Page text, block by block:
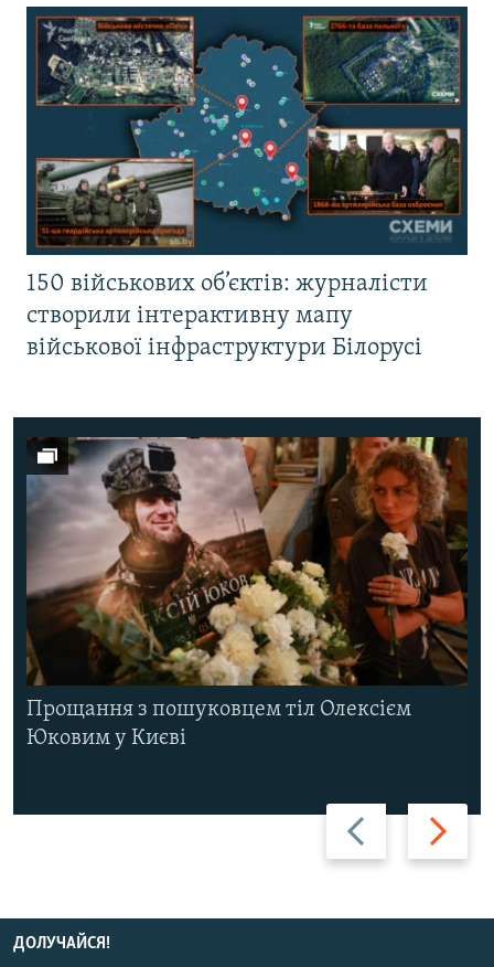
150 військових об’єктів: журналісти
створили інтерактивну мапу
військової інфраструктури Білорусі
Назад Вперед
Прощання з пошуковцем тіл Олексієм
Юковим у Києві
ДОЛУЧАЙСЯ!